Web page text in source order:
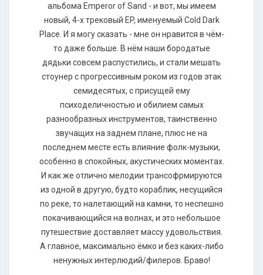
альбома Emperor of Sand - и вот, мы имеем
новый, 4-х трековый EP, именуемый Cold Dark
Place. И я могу сказать - мне он нравится в чём-
то даже больше. В нём наши бородатые
дядьки совсем распустились, и стали мешать
стоунер с прогрессивным роком из годов этак
семидесятых, с присущей ему
психоделичностью и обилием самых
разнообразных инструментов, таинственно
звучащих на заднем плане, плюс не на
последнем месте есть влияние фолк-музыки,
особенно в спокойных, акустических моментах.
И как же отлично мелодии трансофрмируются
из одной в другую, будто кораблик, несущийся
по реке, то налетающий на камни, то неспешно
покачивающийся на волнах, и это небольшое
путешествие доставляет массу удовольствия.
А главное, максимально ёмко и без каких-либо
ненужных интерлюдий/филеров. Браво!